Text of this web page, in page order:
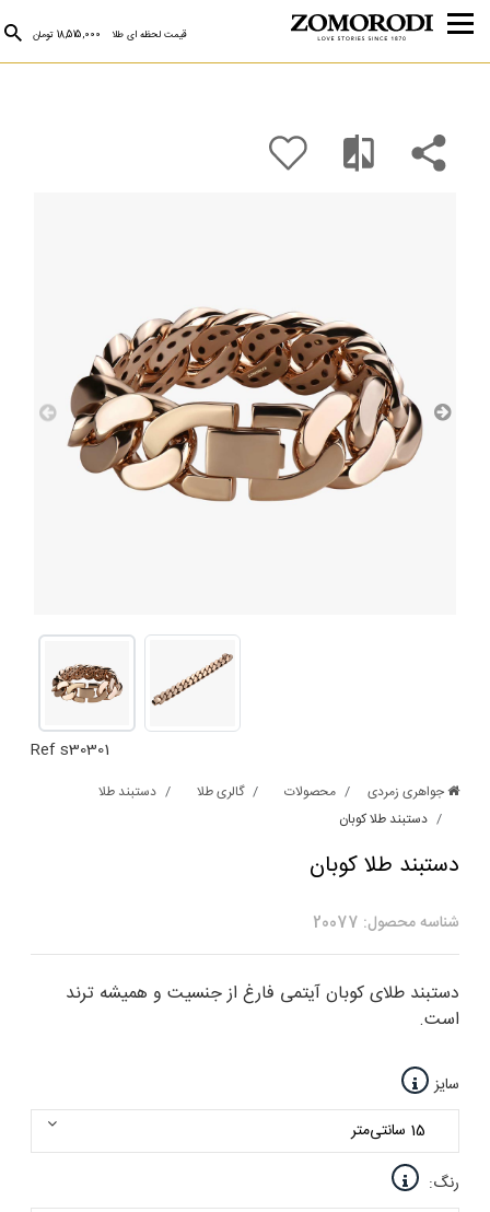
قیمت لحظه ای طلا 18,515,000 تومان
Ref s30301
جواهری زمردی محصولات گالری طلا
دستبند طلا
دستبند طلا کوبان
دستبند طلا کوبان
شناسه محصول: 20077
دستبند طلای کوبان آیتمی فارغ از جنسیت و همیشه ترند
است.
سایز
رنگ: